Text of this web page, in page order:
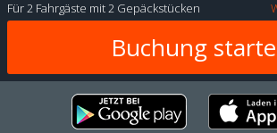
Für2 Fahrgäste mit2 Gepäckstücken